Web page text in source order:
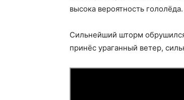
высока вероятность гололёда.
Сильнейший шторм
принёс ураганный ветер,